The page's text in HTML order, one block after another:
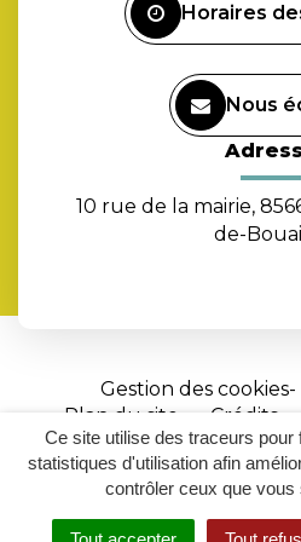
Ce site utilise des traceurs pour
statistiques d'utilisation afin
contrôler ceux que vous
Horaires
Nous
10 rue de la mairie,
de-
Gestion des cookies
Plan du site
Crédits
Site
réalisé
par